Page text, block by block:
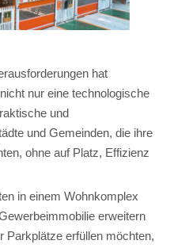
hat
nur eine technologische
und
und Gemeinden, die ihre
ohne auf Platz, Effizienz
in einem Wohnkomplex
erweitern
Parkplätze erfüllen möchten,